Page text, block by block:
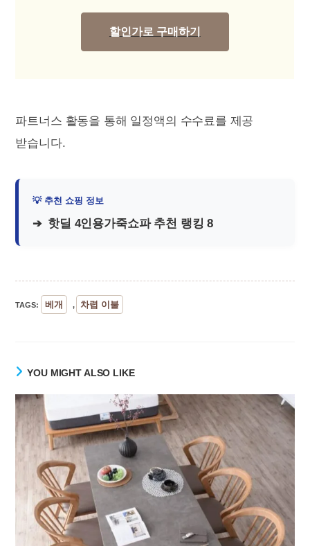
할인가로 구매하기
파트너스 활동을 통해 일정액의 수수료를 제공
받습니다.
핫딜 4인용가죽쇼파 추천 랭킹 8
TAGS: 베개 , 차렵 이불
YOU MIGHT ALSO LIKE